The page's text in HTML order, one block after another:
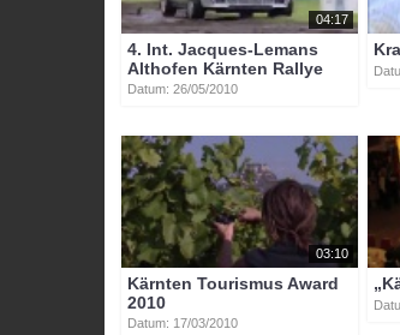
04:17
4. Int. Jacques-Lemans
Althofen Kärnten Rallye
Datum: 26/05/2010
03:10
Kärnten Tourismus Award
2010
Datum: 17/03/2010